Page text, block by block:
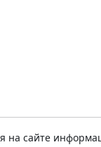
на сайте